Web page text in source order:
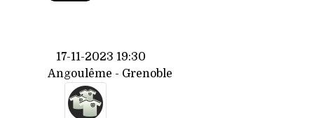
17-11-2023 19:30
Angoulême - Grenoble